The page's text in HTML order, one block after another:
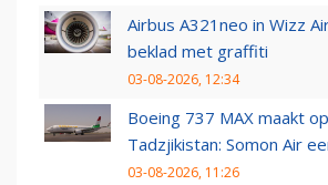
Airbus A321neo in Wizz
beklad met graffiti
03-08-2026, 12:34
Boeing 737 MAX maakt
Tadzjikistan: Somon Air
03-08-2026, 11:26